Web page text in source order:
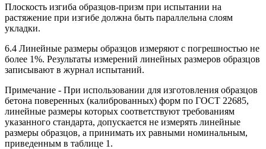
Плоскость изгиба образцов-призм при испытании на
растяжение при изгибе должна быть параллельна слоям
укладки.
6.4 Линейные размеры образцов измеряют с погрешностью не
более 1%. Результаты измерений линейных размеров образцов
записывают в журнал испытаний.
Примечание - При использовании для изготовления образцов
бетона поверенных (калиброванных) форм по ГОСТ 22685,
линейные размеры которых соответствуют требованиям
указанного стандарта, допускается не измерять линейные
размеры образцов, а принимать их равными номинальным,
приведенным в таблице 1.